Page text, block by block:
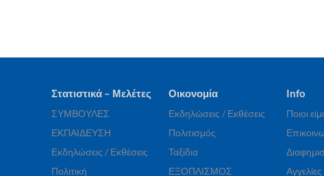
Στατιστικά – Μελέτες
ΣΥΜΒΟΥΛΕΣ
ΕΚΠΑΙΔΕΥΣΗ
Εκδηλώσεις / Εκθέσεις
Πολιτική
Οικονομία
Εκδηλώσεις / Εκθέσεις
Πολιτισμός
Ταξίδια
ΕΞΟΠΛΙΣΜΟΣ
Info
Ποιοι
Αγγελίες